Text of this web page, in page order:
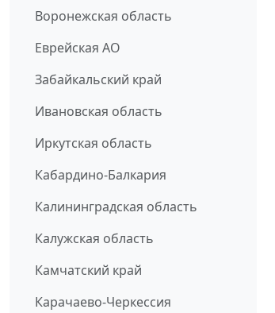
Воронежская область
Еврейская АО
Забайкальский край
Ивановская область
Иркутская область
Кабардино-Балкария
Калининградская область
Калужская область
Камчатский край
Карачаево-Черкессия